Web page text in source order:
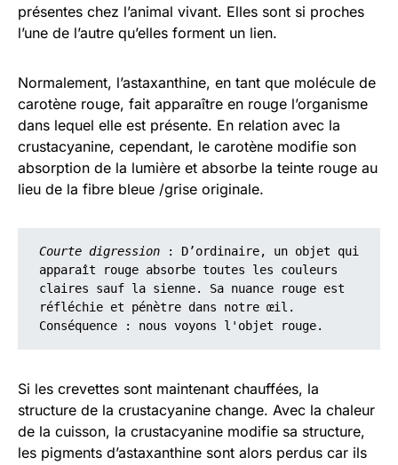
présentes chez l’animal vivant. Elles sont si proches
l’une de l’autre qu’elles forment un lien.
Normalement, l’astaxanthine, en tant que molécule de
carotène rouge, fait apparaître en rouge l’organisme
dans lequel elle est présente. En relation avec la
crustacyanine, cependant, le carotène modifie son
absorption de la lumière et absorbe la teinte rouge au
lieu de la fibre bleue /grise originale.
Courte digression : D’ordinaire, un objet qui
apparaît rouge absorbe toutes les couleurs
claires sauf la sienne. Sa nuance rouge est
réfléchie et pénètre dans notre œil.
Conséquence : nous voyons l'objet rouge.
Si les crevettes sont maintenant chauffées, la
structure de la crustacyanine change. Avec la chaleur
de la cuisson, la crustacyanine modifie sa structure,
les pigments d’astaxanthine sont alors perdus car ils